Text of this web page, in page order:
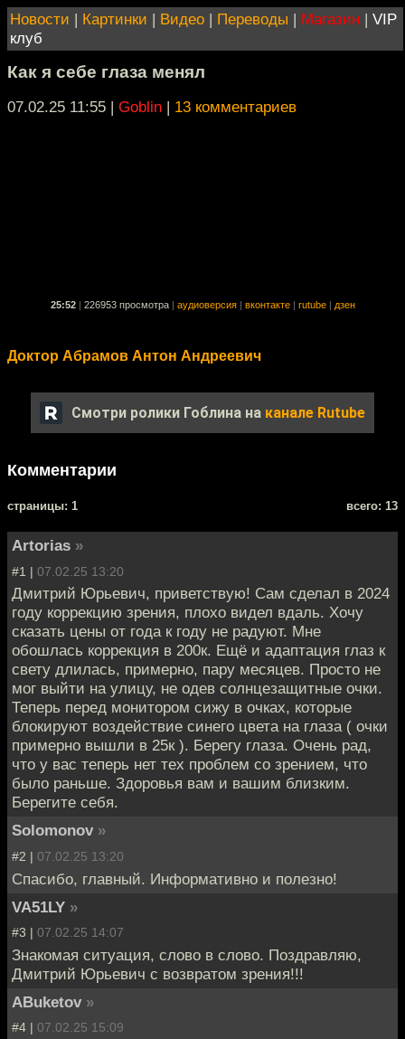
Новости | Картинки | Видео | Переводы | Магазин | VIP
клуб
Как я себе глаза менял
07.02.25 11:55 | Goblin | 13 комментариев
25:52 226953 просмотра аудиоверсия вконтакте rutube дзен
Доктор Абрамов Антон Андреевич
Смотри ролики Гоблина на канале Rutube
Комментарии
cтраницы: 1 всего: 13
Artorias »
#1 | 07.02.25 13:20
Дмитрий Юрьевич, приветствую! Сам сделал в 2024
году коррекцию зрения, плохо видел вдаль. Хочу
сказать цены от года к году не радуют. Мне
обошлась коррекция в 200к. Ещё и адаптация глаз к
свету длилась, примерно, пару месяцев. Просто не
мог выйти на улицу, не одев солнцезащитные очки.
Теперь перед монитором сижу в очках, которые
блокируют воздействие синего цвета на глаза ( очки
примерно вышли в 25к ). Берегу глаза. Очень рад,
что у вас теперь нет тех проблем со зрением, что
было раньше. Здоровья вам и вашим близким.
Берегите себя.
Solomonov »
#2 | 07.02.25 13:20
Спасибо, главный. Информативно и полезно!
VA51LY »
#3 | 07.02.25 14:07
Знакомая ситуация, слово в слово. Поздравляю,
Дмитрий Юрьевич с возвратом зрения!!!
ABuketov »
#4 | 07.02.25 15:09